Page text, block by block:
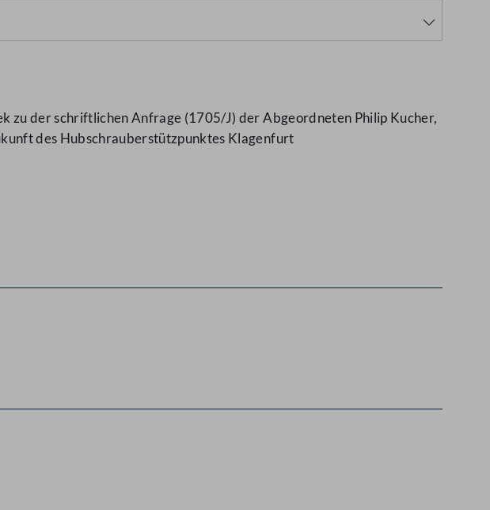
der schriftlichen Anfrage (1705/J) der Abgeordneten Philip Kucher,
des Hubschrauberstützpunktes Klagenfurt